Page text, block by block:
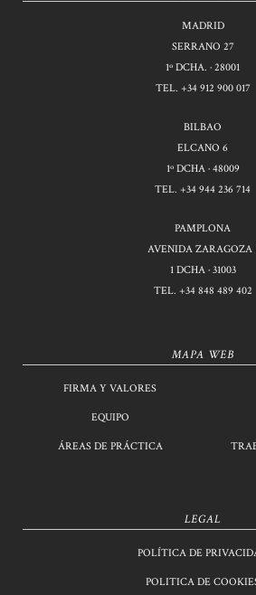
MADRID
SERRANO 27
1º DCHA. · 28001
TEL. +34 912 900 017
BILBAO
ELCANO 6
1º DCHA · 48009
TEL. +34 944 236 714
PAMPLONA
AVENIDA ZARAGOZA
1 DCHA · 31003
TEL. +34 848 489 402
MAPA WEB
FIRMA Y VALORES
EQUIPO
ÁREAS DE PRÁCTICA
LEGAL
POLÍTICA DE
POLITICA DE